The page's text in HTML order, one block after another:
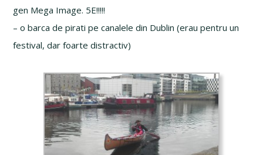
gen Mega Image. 5E!!!!!
– o barca de pirati pe canalele din Dublin (erau pentru un
festival, dar foarte distractiv)